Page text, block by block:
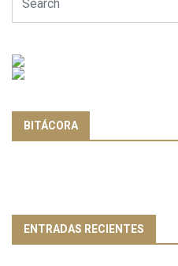
BITÁCORA
ENTRADAS RECIENTES